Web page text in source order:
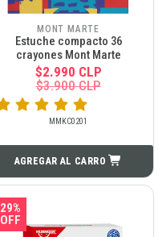
MONT MARTE
Estuche compacto 36
crayones Mont Marte
$2.990 CLP
$3.900 CLP
MMKC0201
AGREGAR AL CARRO
29%
OFF